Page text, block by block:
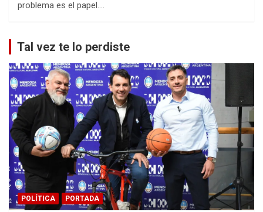
problema es el papel.…
Tal vez te lo perdiste
POLÍTICA PORTADA